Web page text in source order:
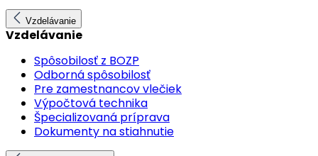
Vzdelávanie
Vzdelávanie
Spôsobilosť z BOZP
Odborná spôsobilosť
Pre zamestnancov vlečiek
Výpočtová technika
Špecializovaná príprava
Dokumenty na stiahnutie